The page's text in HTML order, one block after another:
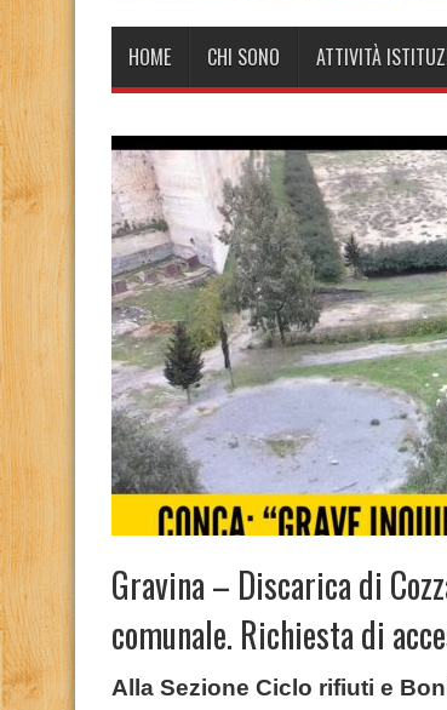
HOME CHI SONO ATTIVITÀ
Gravina – Discarica di
comunale. Richiesta di
Alla Sezione Ciclo rifiuti e